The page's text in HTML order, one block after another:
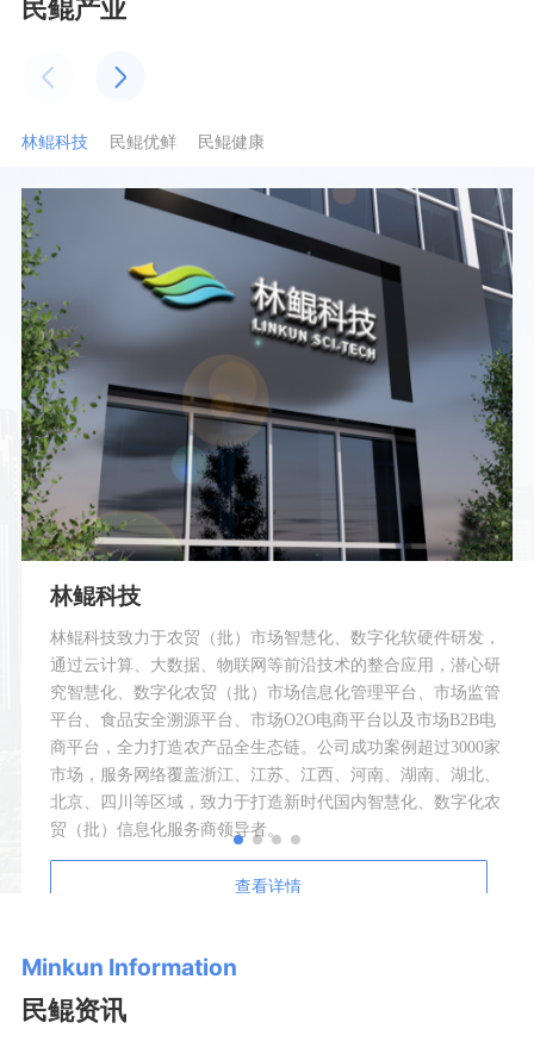
民鲲产业
林鲲科技 民鲲优鲜 民鲲健康
林鲲科技
林鲲科技致力于农贸（批）市场智慧化、数字化软硬件研发，
通过云计算、大数据、物联网等前沿技术的整合应用，潜心研
究智慧化、数字化农贸（批）市场信息化管理平台、市场监管
平台、食品安全溯源平台、市场O2O电商平台以及市场B2B电
商平台，全力打造农产品全生态链。公司成功案例超过3000家
市场，服务网络覆盖浙江、江苏、江西、河南、湖南、湖北、
北京、四川等区域，致力于打造新时代国内智慧化、数字化农
贸（批）信息化服务商领导者。
查看详情
Minkun Information
民鲲资讯